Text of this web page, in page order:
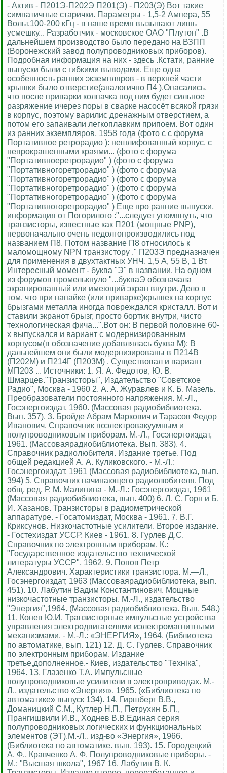
- Актив - П201Э-П202Э П201(Э) - П203(Э) Вот такие
симпатичные старички. Параметры - 1,5-2 Ампера, 55
Вольт,100-200 кГц - в наше время вызывают лишь
усмешку... Разработчик - московское ОАО "Плутон" .В
дальнейшем производство было передано на ВЗПП
(Воронежский завод полупроводниковых приборов).
Подробная информация на них - здесь .Кстати, ранние
выпуски были с гибкими выводами. Еще одна
особенность ранних экземпляров - в верхней части
крышки было отверстие(аналогично П4 ).Опасались,
что после приварки колпачка под ним будет сильное
разряжение ичерез поры в сварке насосёт всякой грязи
в корпус, поэтому варилис дренажным отверстием, а
потом его запаивали легкоплавким припоем. Вот один
из ранних экземпляров, 1958 года (фото с с форума
Портативное ретрорадио ): нешлифованный корпус, с
непрокрашенными краями... (фото с форума
"Портативноеретрорадио" ) (фото с форума
"Портативногоретрорадио" ) (фото с форума
"Портативногоретрорадио" ) (фото с форума
"Портативногоретрорадио" ) (фото с форума
"Портативногоретрорадио" ) (фото с форума
"Портативногоретрорадио" ) Еще про ранние выпуски,
информация от Погорилого :"...следует упомянуть, что
транзисторы, известные как П201 (мощные PNP),
первоначально очень недолгопроизводились под
названием П8. Потом название П8 относилось к
маломощному NPN транзистору ." П203Э предназначен
для применения в двухтактных УНЧ. 1,5 А, 55 В, 1 Вт.
Интересный момент - буква "Э" в названии. На одном
из форумов промелькнуло "...букваЭ обозначала
экранированный или имеющий экран внутри. Дело в
том, что при напайке (или приварке)крышек на корпус
брызгами металла иногда повреждался кристалл. Вот и
ставили экранот брызг, просто бортик внутри, чисто
технологическая фича...".Вот он: В первой половине 60-
х выпускался и вариант с модернизированным
корпусом(в обозначение добавлялась буква М): В
дальнейшем они были модернизированы в П214В
(П202М) и П214Г (П203М) . Существовал и вариант
МП203 ... Источники: 1. Я. А. Федотов, Ю. В.
Шмарцев."Транзисторы", Издательство "Советское
Радио", Москва - 1960 2. А. А. Журавлев и К. Б. Мазель.
Преобразователи постоянного напряжения. М.-Л.,
Госэнергоиздат, 1960. (Массовая радиобиблиотека.
Вып. 357). 3. Бройде Абрам Маркович и Тарасов Федор
Иванович. Справочник поэлектровакуумным и
полупроводниковым приборам. М.-Л., Госэнергоиздат,
1961. (Массоваярадиобиблиотека. Вып. 383). 4.
Справочник радиолюбителя. Издание третье. Под
общей редакцией А. А. Куликовского. - М.-Л.:
Госэнергоиздат, 1961 (Массовая радиобиблиотека, вып.
394) 5. Справочник начинающего радиолюбителя. Под
общ. ред. Р. М. Малинина - М.-Л.: Госэнергоиздат, 1961
(Массовая радиобиблиотека, вып. 400) 6. Л. С. Горн и Б.
И. Хазанов. Транзисторы в радиометрической
аппаратуре. - Госатомиздат, Москва - 1961. 7. В.Г.
Криксунов. Низкочастотные усилители. Второе издание.
- Гостехиздат УССР, Киев - 1961. 8. Гурлев Д.С.
Справочник по электронным приборам. К.:
"Государственное издательство технической
литературы УССР", 1962. 9. Попов Петр
Александрович. Характеристики транзистора. М.—Л.,
Госэнергоиздат, 1963 (Массоваярадиобиблиотека, вып.
451). 10. Лабутин Вадим Константинович. Мощные
низкочастотные транзисторы. М.-Л., издательство
"Энергия",1964. (Массовая радиобиблиотека. Вып. 548.)
11. Конев Ю.И. Транзисторные импульсные устройства
управления электродвигателями иэлектромагнитными
механизмами. - М.-Л.: «ЭНЕРГИЯ», 1964. (Библиотека
по автоматике, вып. 121) 12. Д. С. Гурлев. Справочник
по электронным приборам. Издание
третье,дополненное.- Киев, издательство "Технiка",
1964. 13. Глазенко Т.А. Импульсные
полупроводниковые усилители в электроприводах. М.-
Л., издательство «Энергия», 1965. («Библиотека по
автоматике» выпуск 134). 14. Гиршберг В.В.,
Доманицкий С.М., Кутлер Н.П., Петрухин Б.П.,
Прангишвили И.В., Ходнев В.В.Единая серия
полупроводниковых логических и функциональных
элементов (ЭТ).М.-Л., изд-во «Энергия», 1966.
(Библиотека по автоматике. вып. 193). 15. Городецкий
А. Ф., Кравченко А. Ф. Полупроводниковые приборы. -
М.: "Высшая школа", 1967 16. Лабутин В. К.